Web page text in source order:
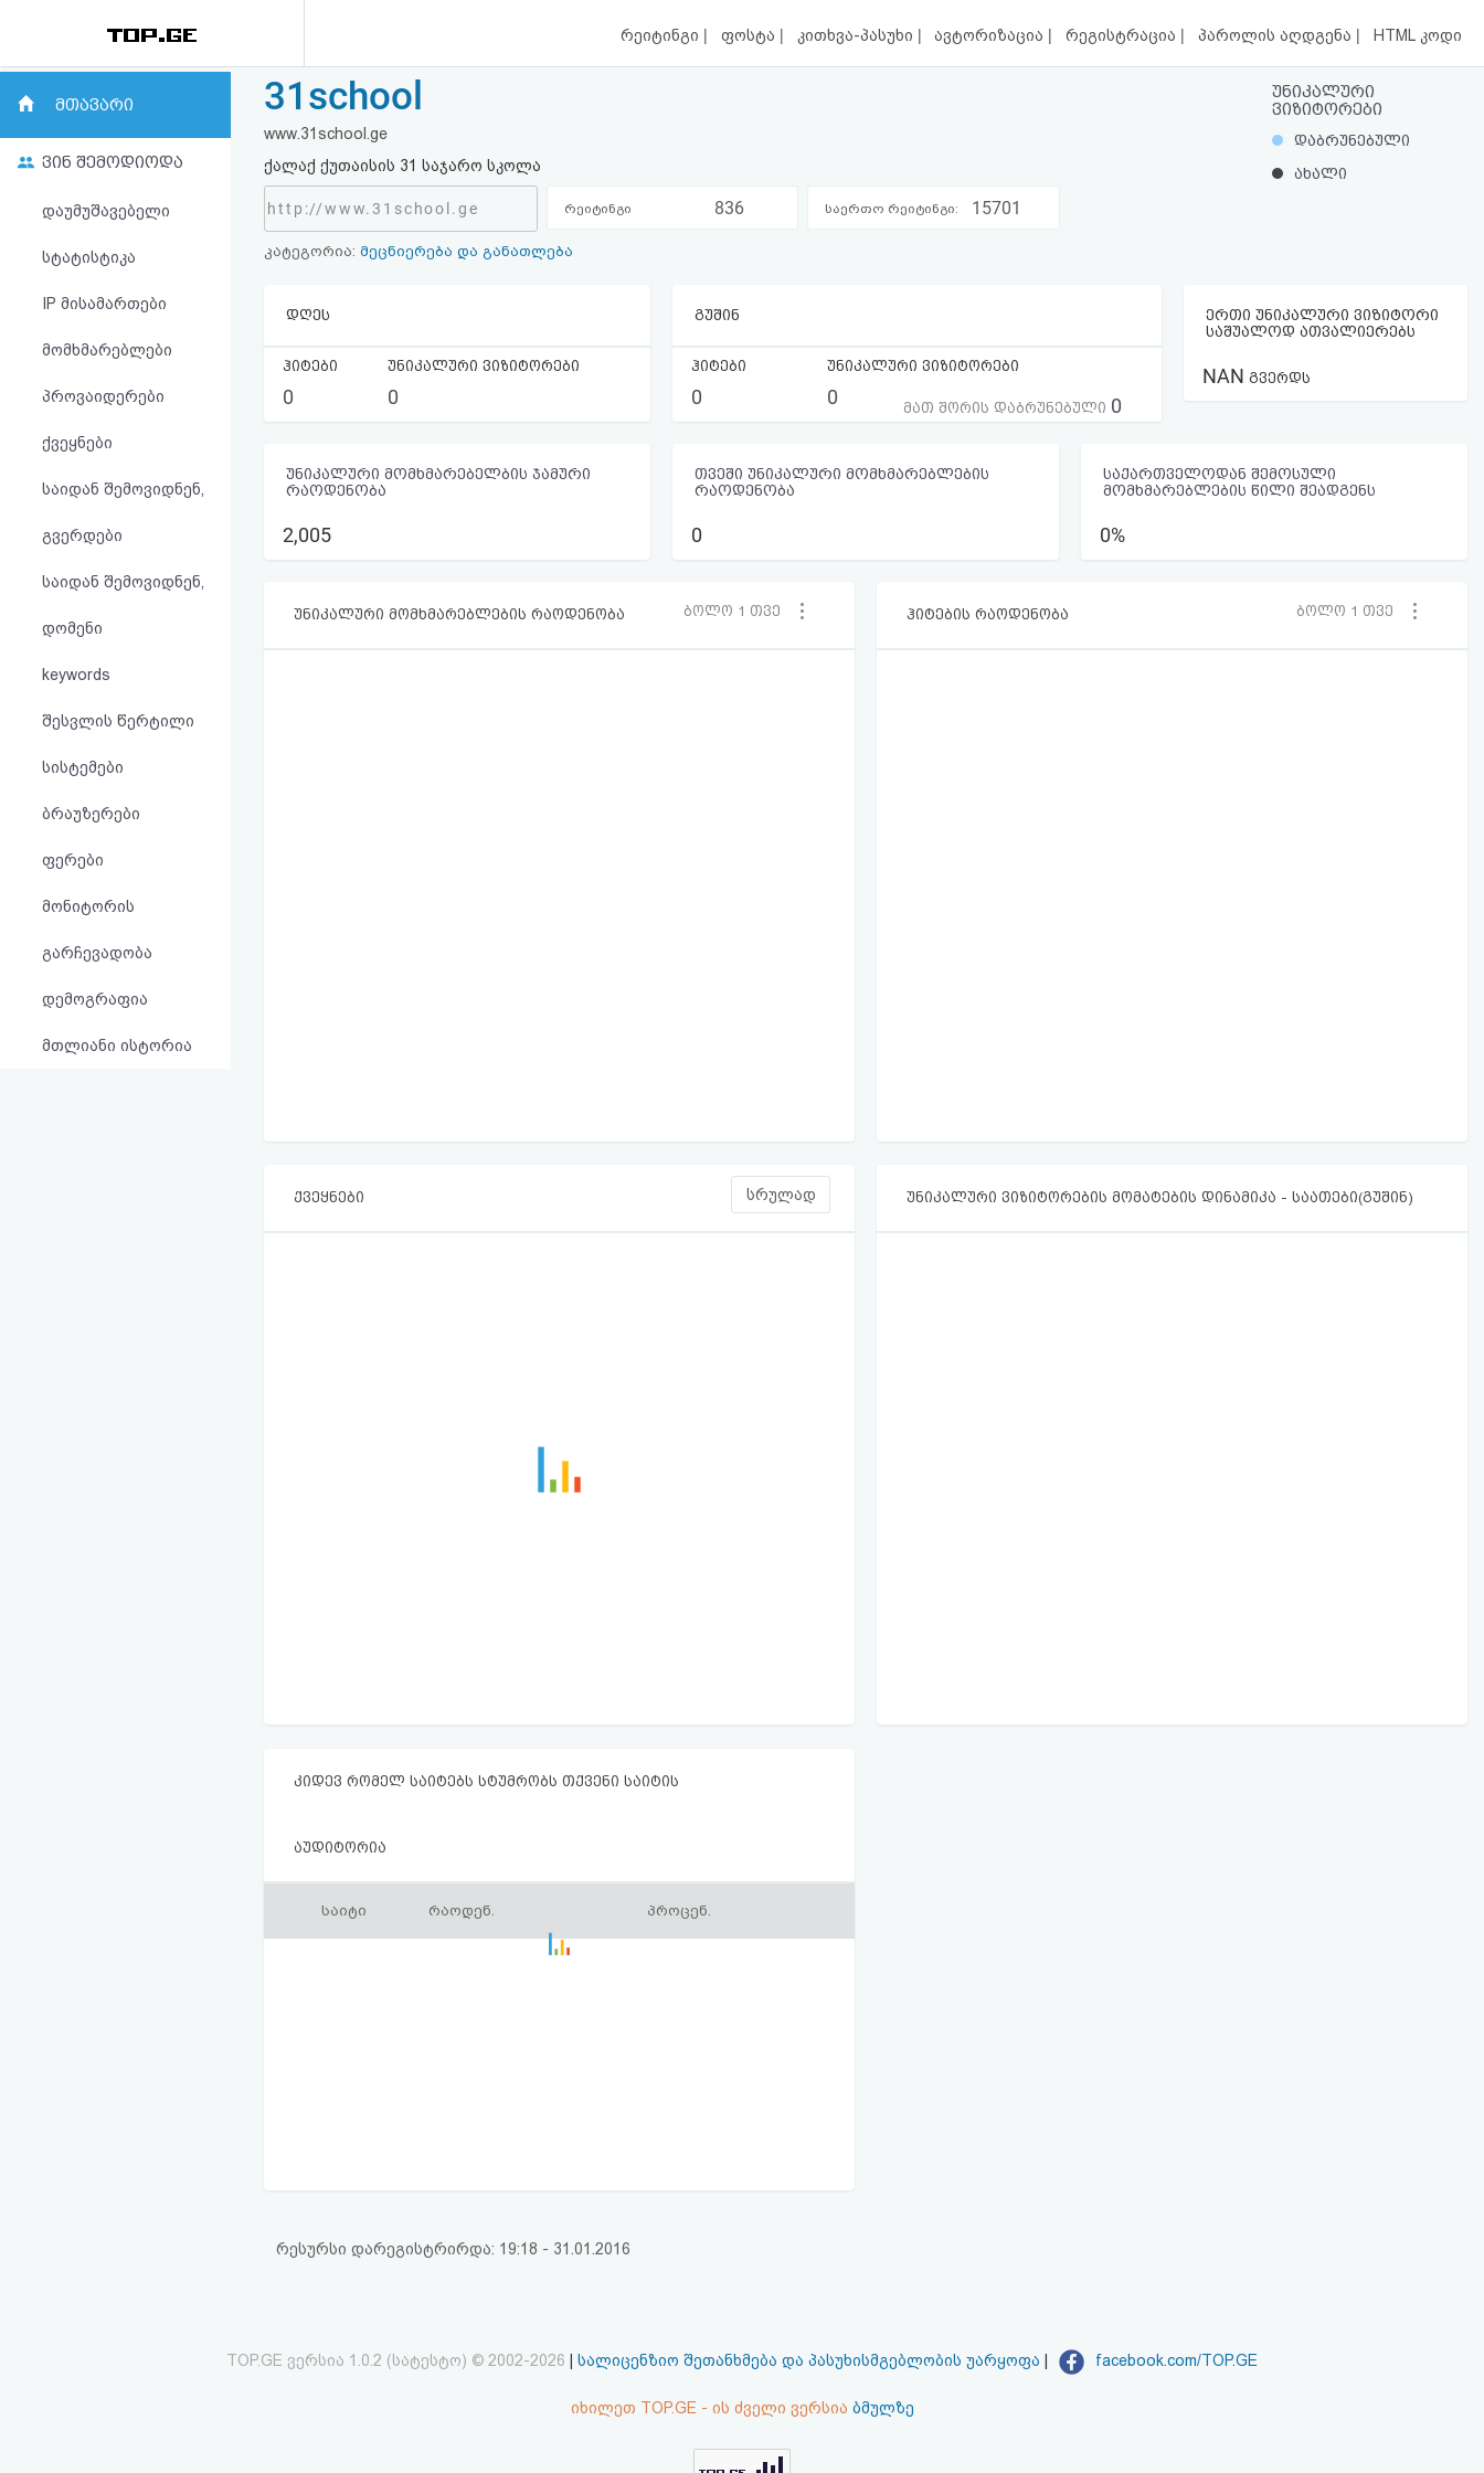
რეიტინგი | ფოსტა | კითხვა-პასუხი | ავტორიზაცია | რეგისტრაცია | პაროლის აღდგენა | HTML კოდი
რეიტინგი
(მთავარი)
კითხვა-
პასუხი
ავტორიზაცია
რეგისტრაცია
სალიცენზიო
შეთანხმება
მთავარი
ვინ შემოდიოდა
დაუმუშავებელი
სტატისტიკა
IP მისამართები
მომხმარებლები
პროვაიდერები
ქვეყნები
საიდან შემოვიდნენ,
გვერდები
საიდან შემოვიდნენ,
დომენი
keywords
შესვლის წერტილი
სისტემები
ბრაუზერები
ფერები
მონიტორის
გარჩევადობა
დემოგრაფია
მთლიანი ისტორია
31school
www.31school.ge
ქალაქ ქუთაისის 31 საჯარო სკოლა
http://www.31school.ge რეიტინგი
კატეგორიაში:
836 საერთო რეიტინგი: 15701
კატეგორია: მეცნიერება და განათლება
უნიკალური
ვიზიტორები
დაბრუნებული
ახალი
დღეს
ჰიტები
0
უნიკალური ვიზიტორები
0
გუშინ
ჰიტები
0
უნიკალური ვიზიტორები
0 მათ შორის დაბრუნებული 0
ერთი უნიკალური ვიზიტორი
საშუალოდ ათვალიერებს
NAN გვერდს
უნიკალური მომხმარებელბის ჯამური
რაოდენობა
2,005
თვეში უნიკალური მომხმარებლების
რაოდენობა
0
საქართველოდან შემოსული
მომხმარებლების წილი შეადგენს
0%
უნიკალური მომხმარებლების რაოდენობა ბოლო 1 თვე ჰიტების რაოდენობა ბოლო 1 თვე
ქვეყნები სრულად უნიკალური ვიზიტორების მომატების დინამიკა - საათები(გუშინ)
კიდევ რომელ საიტებს სტუმრობს თქვენი საიტის
აუდიტორია
საიტი რაოდენ. პროცენ.
რესურსი დარეგისტრირდა: 19:18 - 31.01.2016
TOP.GE ვერსია 1.0.2 (სატესტო) © 2002-2026 სალიცენზიო შეთანხმება და პასუხისმგებლობის უარყოფა facebook.com/TOP.GE
იხილეთ TOP.GE - ის ძველი ვერსია ბმულზე